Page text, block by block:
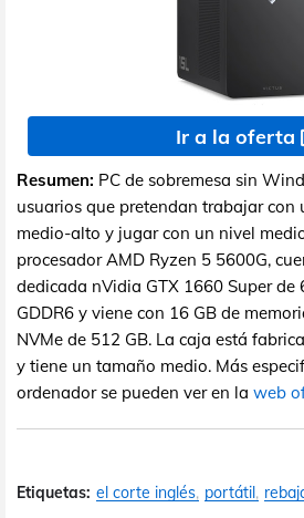
Ir a la oferta
Resumen: PC de sobremesa sin
usuarios que pretendan trabajar con
medio-alto y jugar con un nivel
procesador AMD Ryzen 5 5600G,
dedicada nVidia GTX 1660 Super de
GDDR6 y viene con 16 GB de
NVMe de 512 GB. La caja está
y tiene un tamaño medio. Más
ordenador se pueden ver en la web
Etiquetas: el corte inglés portátil